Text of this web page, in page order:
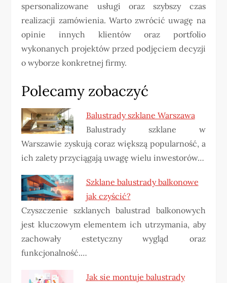
spersonalizowane usługi oraz szybszy czas
realizacji zamówienia. Warto zwrócić uwagę na
opinie innych klientów oraz portfolio
wykonanych projektów przed podjęciem decyzji
o wyborze konkretnej firmy.
Polecamy zobaczyć
Balustrady szklane Warszawa
Balustrady szklane w
Warszawie zyskują coraz większą popularność, a
ich zalety przyciągają uwagę wielu inwestorów…
Szklane balustrady balkonowe
jak czyścić?
Czyszczenie szklanych balustrad balkonowych
jest kluczowym elementem ich utrzymania, aby
zachowały estetyczny wygląd oraz
funkcjonalność.…
Jak sie montuje balustrady